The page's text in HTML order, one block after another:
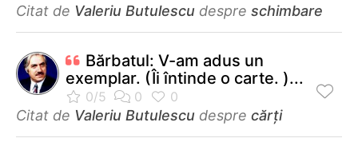
Citat de Valeriu Butulescu despre schimbare
Bărbatul: V-am adus un
exemplar. (Îi întinde o carte. )...
Citat de Valeriu Butulescu despre cărți